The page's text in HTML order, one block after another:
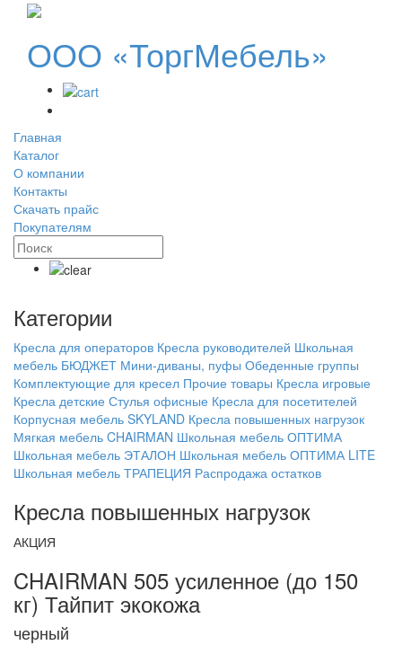
ООО «ТоргМебель»
Главная
Каталог
О компании
Контакты
Скачать прайс
Покупателям
Категории
Кресла для операторов Кресла руководителей Школьная
мебель БЮДЖЕТ Мини-диваны, пуфы Обеденные группы
Комплектующие для кресел Прочие товары Кресла игровые
Кресла детские Стулья офисные Кресла для посетителей
Корпусная мебель SKYLAND Кресла повышенных нагрузок
Мягкая мебель CHAIRMAN Школьная мебель ОПТИМА
Школьная мебель ЭТАЛОН Школьная мебель ОПТИМА LITE
Школьная мебель ТРАПЕЦИЯ Распродажа остатков
Кресла повышенных нагрузок
АКЦИЯ
CHAIRMAN 505 усиленное (до 150
кг) Тайпит экокожа
черный